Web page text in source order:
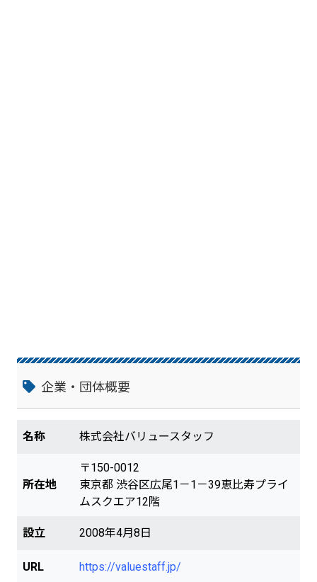
企業・団体概要
名称 株式会社バリュースタッフ
所在地
〒150-0012
東京都 渋谷区広尾1－1－39恵比寿プライ
ムスクエア12階
設立 2008年4月8日
URL https://valuestaff.jp/